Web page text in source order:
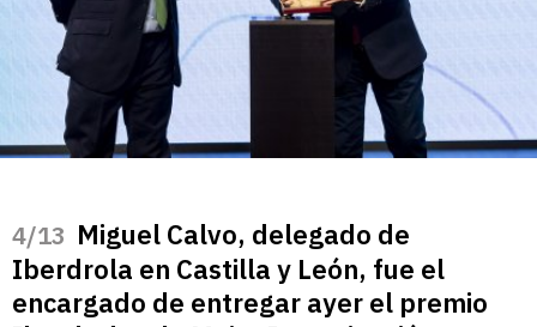
/13 Miguel Calvo, delegado de
Iberdrola en Castilla y León, fue el
encargado de entregar ayer el premio